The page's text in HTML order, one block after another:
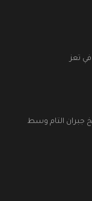
تعز
جبران التام وسط